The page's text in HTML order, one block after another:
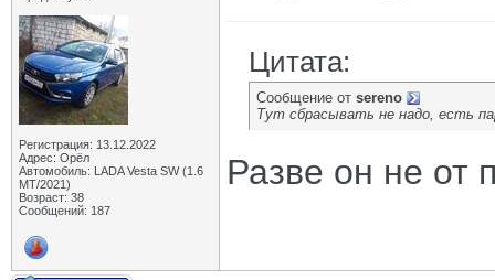
Регистрация: 13.12.2022
Адрес: Орёл
Автомобиль: LADA Vesta SW (1.6
МТ/2021)
Возраст: 38
Сообщений: 187
Цитата:
Сообщение от sereno
Тут сбрасывать не надо, есть
Разве он не от